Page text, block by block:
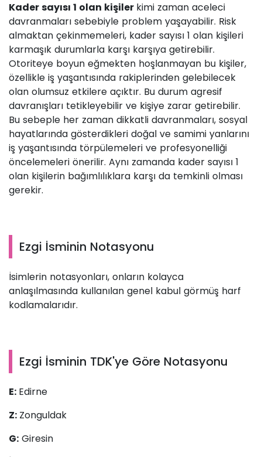
Kader sayısı 1 olan kişiler kimi zaman aceleci
davranmaları sebebiyle problem yaşayabilir. Risk
almaktan çekinmemeleri, kader sayısı 1 olan kişileri
karmaşık durumlarla karşı karşıya getirebilir.
Otoriteye boyun eğmekten hoşlanmayan bu kişiler,
özellikle iş yaşantısında rakiplerinden gelebilecek
olan olumsuz etkilere açıktır. Bu durum agresif
davranışları tetikleyebilir ve kişiye zarar getirebilir.
Bu sebeple her zaman dikkatli davranmaları, sosyal
hayatlarında gösterdikleri doğal ve samimi yanlarını
iş yaşantısında törpülemeleri ve profesyonelliği
öncelemeleri önerilir. Aynı zamanda kader sayısı 1
olan kişilerin bağımlılıklara karşı da temkinli olması
gerekir.
Ezgi İsminin Notasyonu
İsimlerin notasyonları, onların kolayca
anlaşılmasında kullanılan genel kabul görmüş harf
kodlamalarıdır.
Ezgi İsminin TDK'ye Göre Notasyonu
E: Edirne
Z: Zonguldak
G: Giresin